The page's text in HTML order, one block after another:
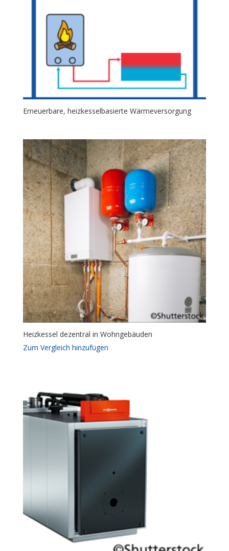
Erneuerbare, heizkesselbasierte Wärmeversorgung
Heizkessel dezentral in Wohngebäuden
Zum Vergleich hinzufügen